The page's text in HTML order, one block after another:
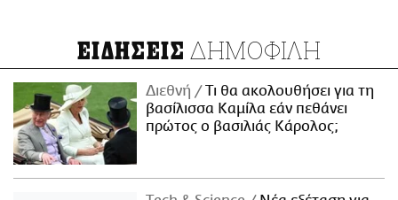
ΕΙΔΗΣΕΙΣ ΔΗΜΟΦΙΛΗ
Διεθνή
Τι θα ακολουθήσει για τη
βασίλισσα Καμίλα εάν πεθάνει
πρώτος ο βασιλιάς Κάρολος;